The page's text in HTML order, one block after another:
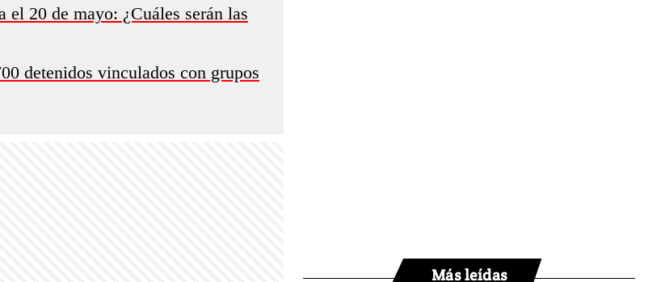
el 20 de mayo: ¿Cuáles serán las
detenidos vinculados con grupos
Más leídas